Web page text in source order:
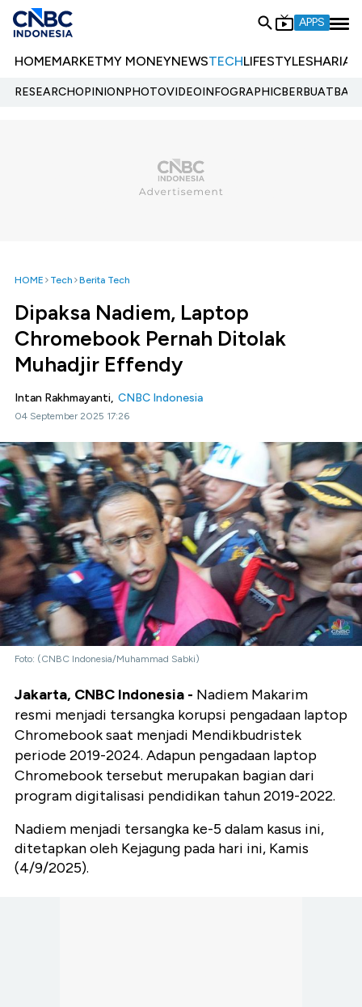
APPS
HOMEMARKETMY MONEYNEWSTECHLIFESTYLESHARIA
RESEARCHOPINIONPHOTOVIDEOINFOGRAPHIC
HOME Tech Berita Tech
Dipaksa Nadiem, Laptop
Chromebook Pernah Ditolak
Muhadjir Effendy
Intan Rakhmayanti, CNBC Indonesia
04 September 2025 17:26
Foto: (CNBC Indonesia/Muhammad Sabki)
Jakarta, CNBC Indonesia - Nadiem Makarim
resmi menjadi tersangka korupsi pengadaan laptop
Chromebook saat menjadi Mendikbudristek
periode 2019-2024. Adapun pengadaan laptop
Chromebook tersebut merupakan bagian dari
program digitalisasi pendidikan tahun 2019-2022.
Nadiem menjadi tersangka ke-5 dalam kasus ini,
ditetapkan oleh Kejagung pada hari ini, Kamis
(4/9/2025).